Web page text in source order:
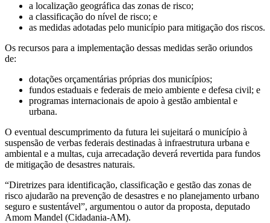
a localização geográfica das zonas de risco;
a classificação do nível de risco; e
as medidas adotadas pelo município para mitigação dos riscos.
Os recursos para a implementação dessas medidas serão oriundos
de:
dotações orçamentárias próprias dos municípios;
fundos estaduais e federais de meio ambiente e defesa civil; e
programas internacionais de apoio à gestão ambiental e
urbana.
O eventual descumprimento da futura lei sujeitará o município à
suspensão de verbas federais destinadas à infraestrutura urbana e
ambiental e a multas, cuja arrecadação deverá revertida para fundos
de mitigação de desastres naturais.
“Diretrizes para identificação, classificação e gestão das zonas de
risco ajudarão na prevenção de desastres e no planejamento urbano
seguro e sustentável”, argumentou o autor da proposta, deputado
Amom Mandel (Cidadania-AM).